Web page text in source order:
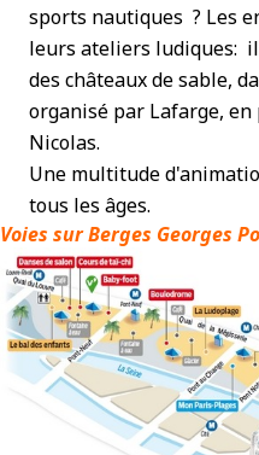
sports nautiques ? Les
leurs ateliers ludiques:
des châteaux de sable,
organisé par Lafarge,
Nicolas.
Une multitude
tous les âges.
Voies sur Berges Georges